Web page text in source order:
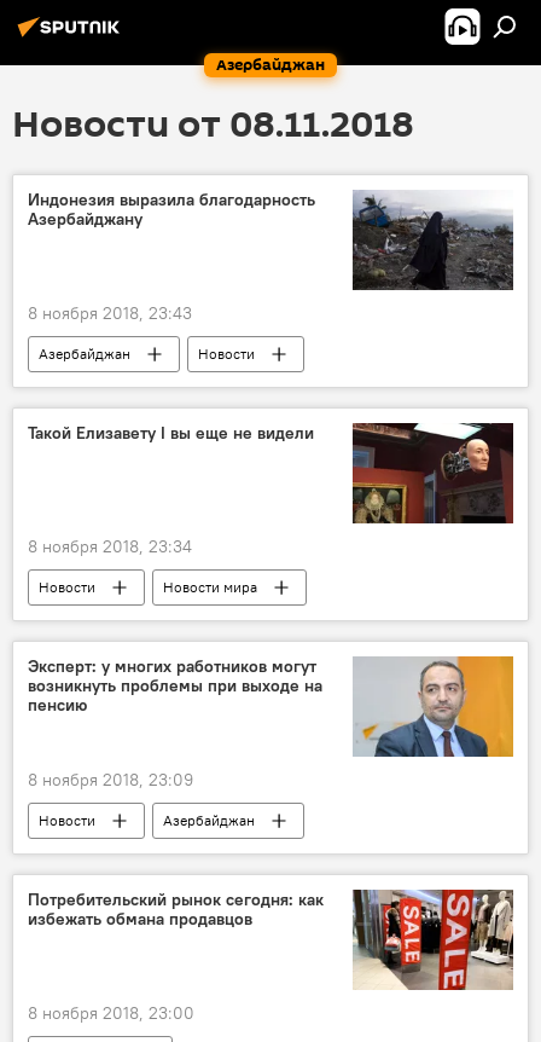
Азербайджан
Новости от 08.11.2018
Индонезия выразила благодарность
Азербайджану
8 ноября 2018, 23:43
Азербайджан
Новости
Новости мира
Такой Елизавету I вы еще не видели
8 ноября 2018, 23:34
Новости Новости мира
Эксперт: у многих работников могут
возникнуть проблемы при выходе на
пенсию
8 ноября 2018, 23:09
Новости
Азербайджан
Пресс-центр
Экономика
Эксперт
Выход
работники трудности
Потребительский рынок сегодня: как
избежать обмана продавцов
8 ноября 2018, 23:00